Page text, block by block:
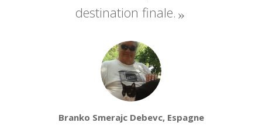
destination finale.
Branko Smerajc Debevc, Espagne